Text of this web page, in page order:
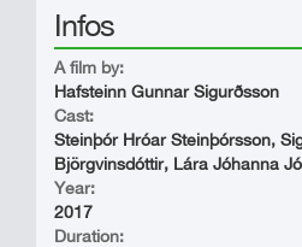
Infos
A film by:
Hafsteinn Gunnar Sigurðsson
Cast:
Steinþór Hróar Steinþórsson,
Björgvinsdóttir, Lára Jóhanna
Year:
2017
Duration: